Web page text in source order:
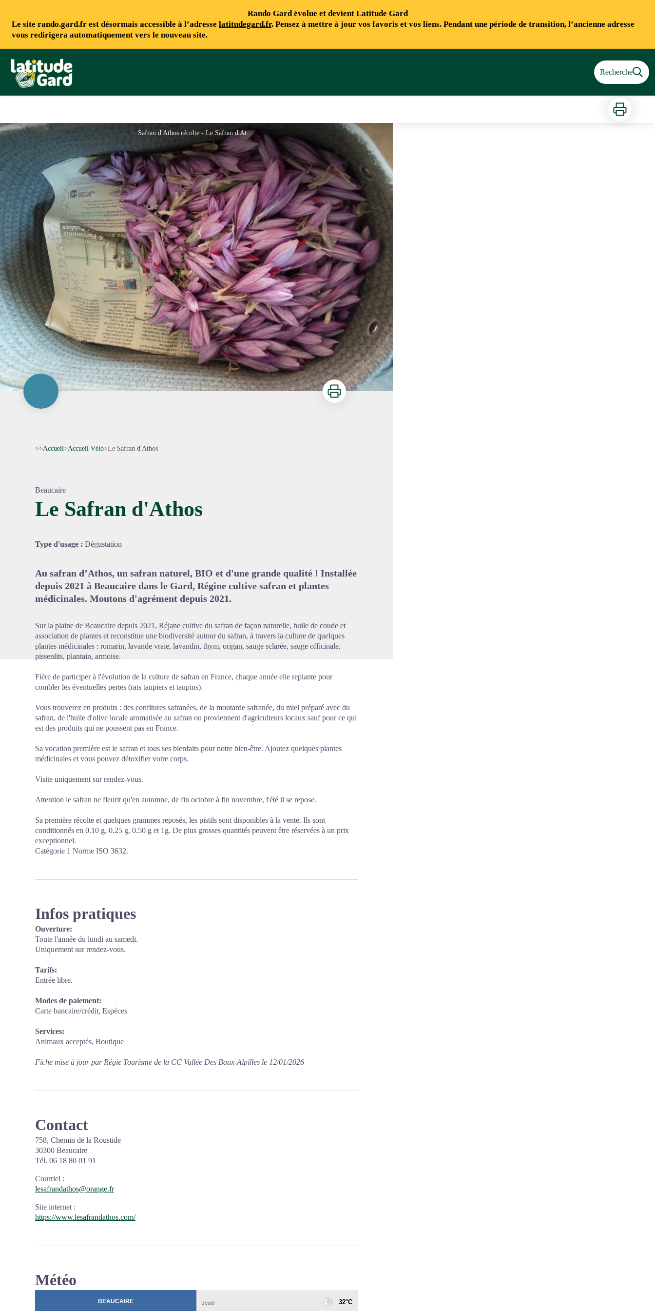
Rando Gard évolue et devient Latitude Gard
Le site rando.gard.fr est désormais accessible à l’adresse latitudegard.fr. Pensez à mettre à jour vos favoris et vos liens. Pendant une période de transition, l’ancienne adresse
vous redirigera automatiquement vers le nouveau site.
Rando Gard Recherche
Imprimer
Safran d'Athos récolte - Le Safran d'Athos
Imprimer
>>Accueil>Accueil Vélo>Le Safran d'Athos
Beaucaire
Le Safran d'Athos
Type d'usage : Dégustation
Au safran d’Athos, un safran naturel, BIO et d'une grande qualité ! Installée
depuis 2021 à Beaucaire dans le Gard, Régine cultive safran et plantes
médicinales. Moutons d'agrément depuis 2021.
Sur la plaine de Beaucaire depuis 2021, Réjane cultive du safran de façon naturelle, huile de coude et
association de plantes et reconstitue une biodiversité autour du safran, à travers la culture de quelques
plantes médicinales : romarin, lavande vraie, lavandin, thym, origan, sauge sclarée, sauge officinale,
pissenlits, plantain, armoise.
Fière de participer à l'évolution de la culture de safran en France, chaque année elle replante pour
combler les éventuelles pertes (rats taupiers et taupins).
Vous trouverez en produits : des confitures safranées, de la moutarde safranée, du miel préparé avec du
safran, de l'huile d'olive locale aromatisée au safran ou proviennent d'agriculteurs locaux sauf pour ce qui
est des produits qui ne poussent pas en France.
Sa vocation première est le safran et tous ses bienfaits pour notre bien-être. Ajoutez quelques plantes
médicinales et vous pouvez détoxifier votre corps.
Visite uniquement sur rendez-vous.
Attention le safran ne fleurit qu'en automne, de fin octobre à fin novembre, l'été il se repose.
Sa première récolte et quelques grammes reposés, les pistils sont disponibles à la vente. Ils sont
conditionnés en 0.10 g, 0.25 g, 0.50 g et 1g. De plus grosses quantités peuvent être réservées à un prix
exceptionnel.
Catégorie 1 Norme ISO 3632.
Infos pratiques
Ouverture:
Toute l'année du lundi au samedi.
Uniquement sur rendez-vous.
Tarifs:
Entrée libre.
Modes de paiement:
Carte bancaire/crédit, Espèces
Services:
Animaux acceptés, Boutique
Fiche mise à jour par Régie Tourisme de la CC Vallée Des Baux-Alpilles le 12/01/2026
Contact
758, Chemin de la Roustide
30300 Beaucaire
Tél. 06 18 80 01 91
Courriel :
lesafrandathos@orange.fr
Site internet :
https://www.lesafrandathos.com/
Météo